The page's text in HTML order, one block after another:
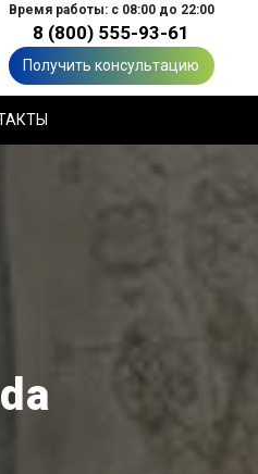
Время работы: с 08:00 до 22:00
8 (800) 555-93-61
Получить консультацию